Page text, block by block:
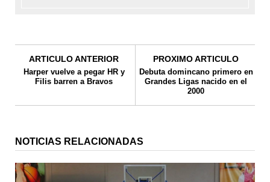
ARTICULO ANTERIOR
Harper vuelve a pegar HR y
Filis barren a Bravos
PROXIMO ARTICULO
Debuta domincano primero en
Grandes Ligas nacido en el
2000
NOTICIAS RELACIONADAS